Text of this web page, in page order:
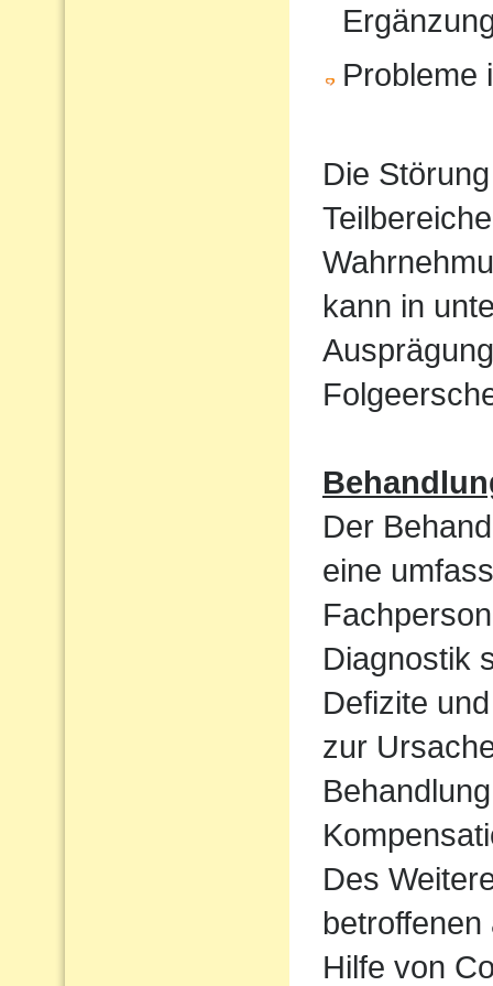
Probleme
Die
kann in
Der
eine
Diagnostik
Defizite
zur
Des
betroffenen
Hilfe von